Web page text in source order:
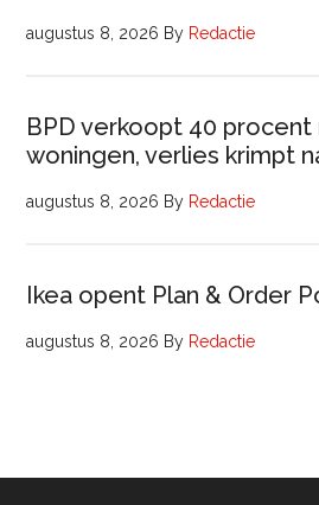
augustus 8, 2026 By Redactie
BPD verkoopt 40 procent
woningen, verlies krimpt
augustus 8, 2026 By Redactie
Ikea opent Plan & Order
augustus 8, 2026 By Redactie